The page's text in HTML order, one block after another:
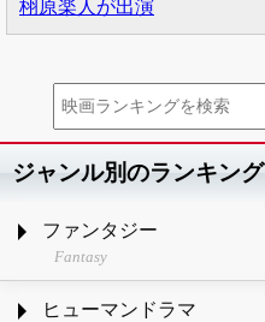
栩原楽人が出演
ジャンル別のランキング
ファンタジー
Fantasy
ヒューマンドラマ